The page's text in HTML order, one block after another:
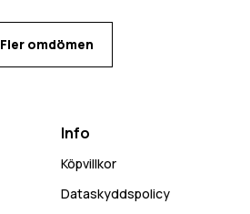
Fler omdömen
Info
Köpvillkor
Dataskyddspolicy